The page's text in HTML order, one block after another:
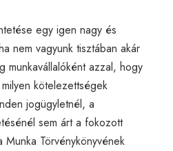
egy igen nagy és
nem vagyunk tisztában akár
munkavállalóként azzal, hogy
kötelezettségek
jogügyletnél, a
sem árt a fokozott
Törvénykönyvének